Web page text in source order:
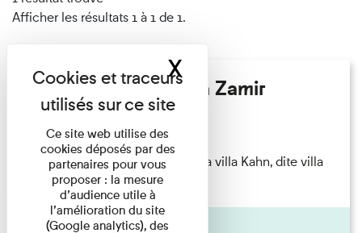
Afficher les résultats 1 à 1 de 1.
Hélène Gaudy - Villa Zamir
Lecture
couchant) [Angle nord-est de la villa Kahn, dite villa
Zamir et lumières du ...
Pages
Ce site web utilise des
cookies déposés par des
partenaires pour vous
proposer : la mesure
d’audience utile à
l’amélioration du site
(Google analytics), des
XMasquer le